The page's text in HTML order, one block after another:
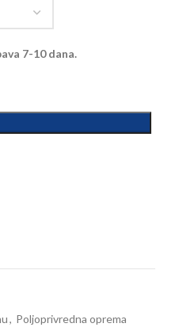
7-10 dana.
, Poljoprivredna oprema